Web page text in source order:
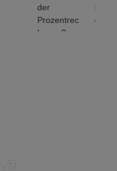
Prozentrec
hnung?
erationen